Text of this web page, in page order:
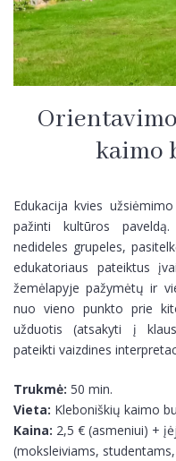
kaimo
Edukacija kvies
pažinti kultūros
nedideles grupeles,
edukatoriaus pateiktus
žemėlapyje pažymėtų ir
nuo vieno punkto prie
užduotis (atsakyti į
pateikti vaizdines
Trukmė: 50 min.
Vieta: Kleboniškių kaimo
Kaina: 2,5 € (asmeniui) +
(moksleiviams,